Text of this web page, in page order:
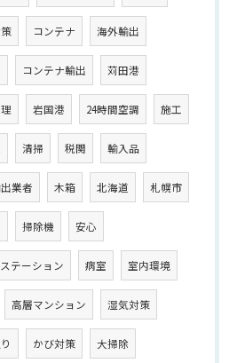
コンテナ 海外輸出
コンテナ輸出 苅田港
岩国港 24時間空調 施工
清掃 税関 輸入品
業者 木箱 北海道 札幌市
掃除機 安心
テーション 病室 室内環境
高層マンション 湿気対策
かび対策 大掃除